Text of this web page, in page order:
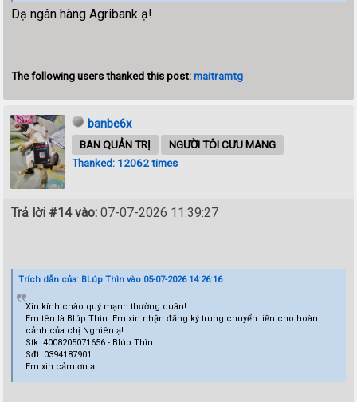
Dạ ngân hàng Agribank ạ!
The following users thanked this post:maitramtg
banbe6x
BAN QUẢN TRỊ
NGƯỜI TÔI CƯU MANG
Thanked: 12062 times
Trả lời #14 vào: 07-07-2026 11:39:27
Trích dẫn của: BLúp Thìn vào 05-07-2026 14:26:16
Xin kính chào quý mạnh thường quân!
Em tên là Blúp Thìn. Em xin nhận đăng ký trung chuyển tiền cho hoàn
cảnh của chị Nghiên ạ!
Stk: 4008205071656 - Blúp Thìn
Sđt: 0394187901
Em xin cảm ơn ạ!